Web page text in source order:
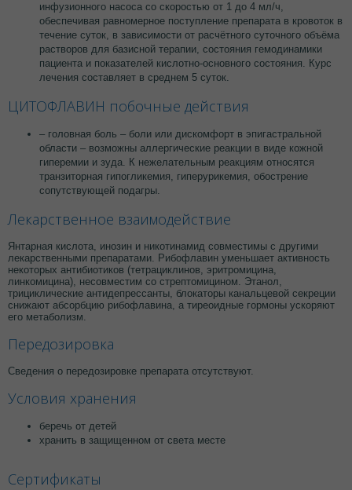
инфузионного насоса со скоростью от 1 до 4 мл/ч,
обеспечивая равномерное поступление препарата в кровоток в
течение суток, в зависимости от расчётного суточного объёма
растворов для базисной терапии, состояния гемодинамики
пациента и показателей кислотно-основного состояния. Курс
лечения составляет в среднем 5 суток.
ЦИТОФЛАВИН побочные действия
– головная боль – боли или дискомфорт в эпигастральной
области – возможны аллергические реакции в виде кожной
гиперемии и зуда. К нежелательным реакциям относятся
транзиторная гипогликемия, гиперурикемия, обострение
сопутствующей подагры.
Лекарственное взаимодействие
Янтарная кислота, инозин и никотинамид совместимы с другими
лекарственными препаратами. Рибофлавин уменьшает активность
некоторых антибиотиков (тетрациклинов, эритромицина,
линкомицина), несовместим со стрептомицином. Этанол,
трициклические антидепрессанты, блокаторы канальцевой секреции
снижают абсорбцию рибофлавина, а тиреоидные гормоны ускоряют
его метаболизм.
Передозировка
Сведения о передозировке препарата отсутствуют.
Условия хранения
беречь от детей
хранить в защищенном от света месте
Сертификаты